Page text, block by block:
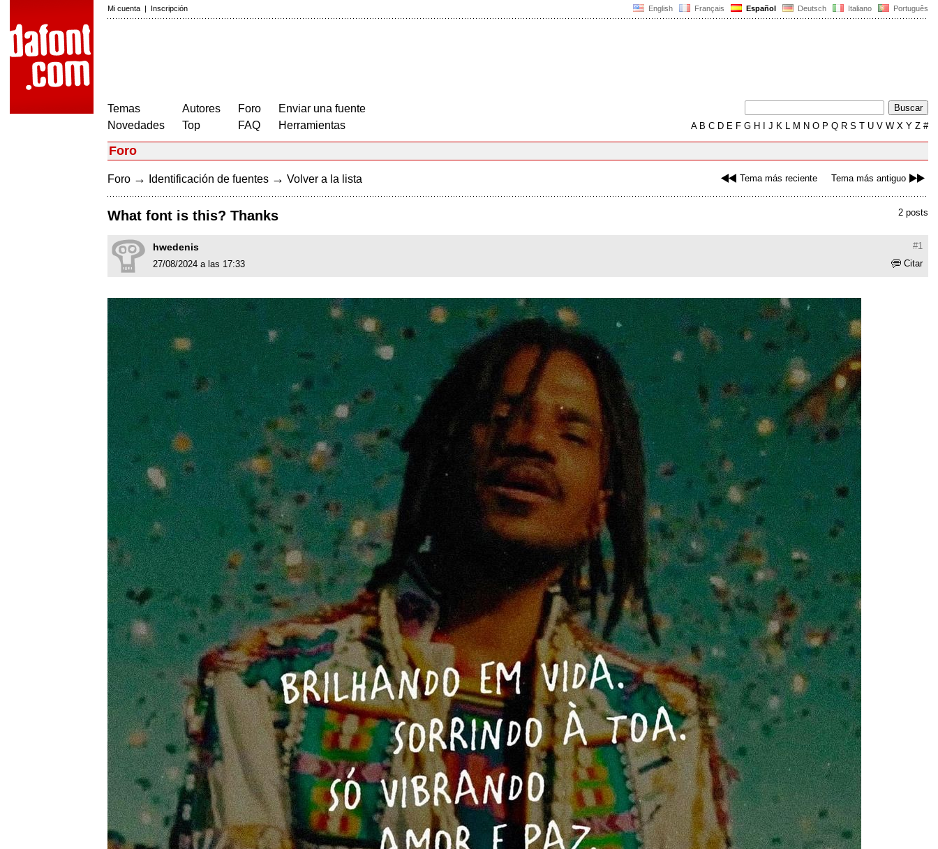
English Français Español Deutsch Italiano Português
Mi cuenta | Inscripción
Temas
Novedades
Autores
Top
Foro
FAQ
Enviar una fuente
Herramientas
AB C D E F G H J K L M N O P Q R S T U V W X Y Z #
Foro
Tema más reciente Tema más antiguo
Foro → Identificación de fuentes → Volver a la lista
2 posts
What font is this? Thanks
#1
hwedenis
Citar
27/08/2024 a las 17:33